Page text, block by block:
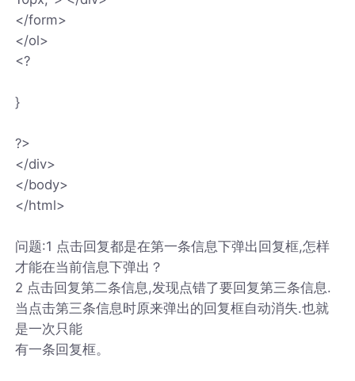
</form>
</ol>
<?
}
?>
</div>
</body>
</html>
问题:1 点击回复都是在第一条信息下弹出回复框,怎样
才能在当前信息下弹出？
2 点击回复第二条信息,发现点错了要回复第三条信息.
当点击第三条信息时原来弹出的回复框自动消失.也就
是一次只能
有一条回复框。